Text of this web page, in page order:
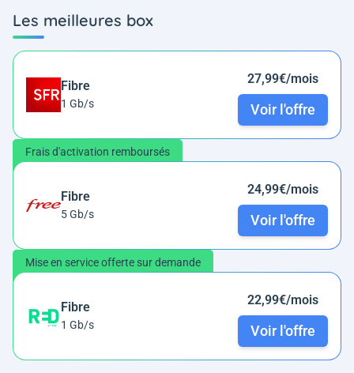
Les meilleures box
Fibre
1 Gb/s
27,99€/mois
Voir l'offre
Frais d'activation remboursés
Fibre
5 Gb/s
24,99€/mois
Voir l'offre
Mise en service offerte sur demande
Fibre
1 Gb/s
22,99€/mois
Voir l'offre